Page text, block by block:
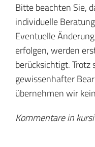
Bitte beachten Sie,
individuelle
Eventuelle
erfolgen, werden
berücksichtigt. Trotz
gewissenhafter
übernehmen wir
Kommentare in